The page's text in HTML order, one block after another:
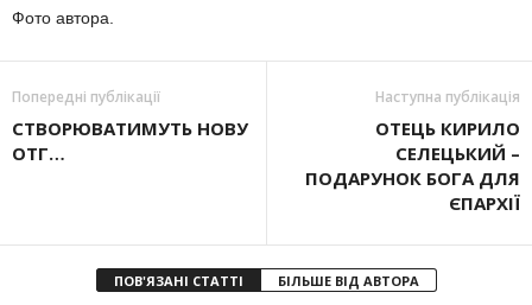
Фото автора.
Попередні публікації
СТВОРЮВАТИМУТЬ НОВУ
ОТГ…
Наступна публікація
ОТЕЦЬ КИРИЛО
СЕЛЕЦЬКИЙ –
ПОДАРУНОК БОГА ДЛЯ
ЄПАРХІЇ
ПОВ'ЯЗАНІ СТАТТІ БІЛЬШЕ ВІД АВТОРА